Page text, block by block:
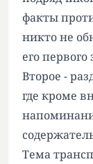
факты
никто не
его
Второе -
где кроме
Тема